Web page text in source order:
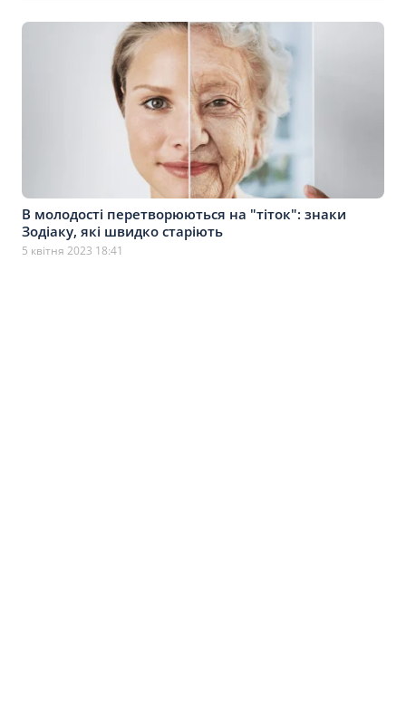
В молодості перетворюються на "тіток": знаки
Зодіаку, які швидко старіють
5 квітня 2023 18:41